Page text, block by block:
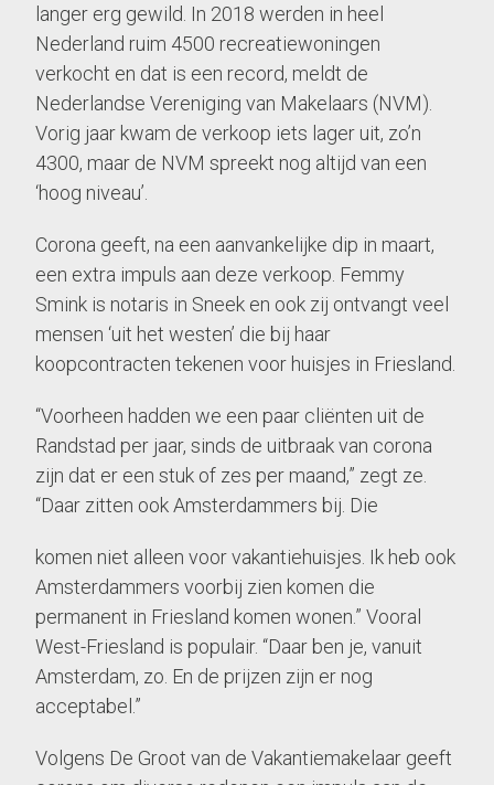
langer erg gewild. In 2018 werden in heel
Nederland ruim 4500 recreatiewoningen
verkocht en dat is een record, meldt de
Nederlandse Vereniging van Makelaars (NVM).
Vorig jaar kwam de verkoop iets lager uit, zo’n
4300, maar de NVM spreekt nog altijd van een
‘hoog niveau’.
Corona geeft, na een aanvankelijke dip in maart,
een extra impuls aan deze verkoop. Femmy
Smink is notaris in Sneek en ook zij ontvangt veel
mensen ‘uit het westen’ die bij haar
koopcontracten tekenen voor huisjes in Friesland.
“Voorheen hadden we een paar cliënten uit de
Randstad per jaar, sinds de uitbraak van corona
zijn dat er een stuk of zes per maand,” zegt ze.
“Daar zitten ook Amsterdammers bij. Die
komen niet alleen voor vakantiehuisjes. Ik heb ook
Amsterdammers voorbij zien komen die
permanent in Friesland komen wonen.” Vooral
West-Friesland is populair. “Daar ben je, vanuit
Amsterdam, zo. En de prijzen zijn er nog
acceptabel.”
Volgens De Groot van de Vakantiemakelaar geeft